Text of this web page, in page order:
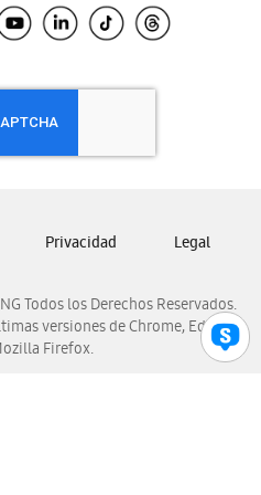
El Salvador
Honduras
Nicaragua
Panamá
Venezuela
Todos los Derechos Reservados.
versiones de Chrome, Edge,
Firefox.
Privacidad Legal